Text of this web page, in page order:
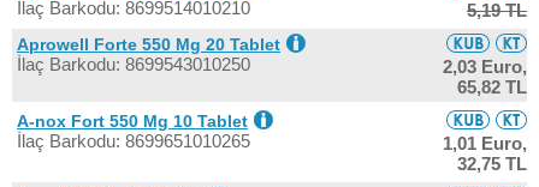
İlaç Barkodu: 8699514010210 5,19 TL
Aprowell Forte 550 Mg 20 Tablet
İlaç Barkodu: 8699543010250
2,03 Euro,
65,82 TL
A-nox Fort 550 Mg 10 Tablet
İlaç Barkodu: 8699651010265
1,01 Euro,
32,75 TL